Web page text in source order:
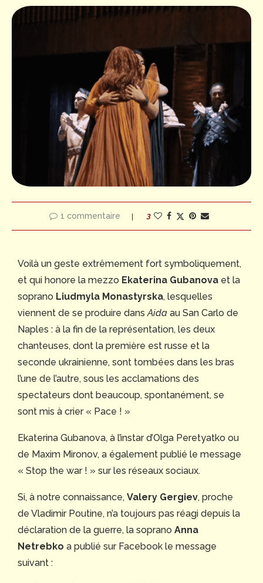
1 commentaire 3
Voilà un geste extrêmement fort symboliquement,
et qui honore la mezzo Ekaterina Gubanova et la
soprano Liudmyla Monastyrska, lesquelles
viennent de se produire dansAida au San Carlo de
Naples : à la fin de la représentation, les deux
chanteuses, dont la première est russe et la
seconde ukrainienne, sont tombées dans les bras
l’une de l’autre, sous les acclamations des
spectateurs dont beaucoup, spontanément, se
sont mis à crier « Pace ! »
Ekaterina Gubanova, à l’instar d’Olga Peretyatko ou
de Maxim Mironov, a également publié le message
« Stop the war ! » sur les réseaux sociaux.
Si, à notre connaissance, Valery Gergiev, proche
de Vladimir Poutine, n’a toujours pas réagi depuis la
déclaration de la guerre, la soprano Anna
Netrebko a publié sur Facebook le message
suivant :